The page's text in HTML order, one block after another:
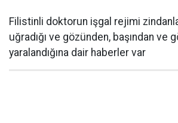
Filistinli doktorun işgal rejimi
uğradığı ve gözünden, başından ve
yaralandığına dair haberler var